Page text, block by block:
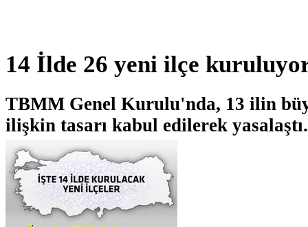
14 İlde 26 yeni ilçe
TBMM Genel Kurulu'nda, 13 ilin
ilişkin tasarı kabul edilerek yasalaştı.